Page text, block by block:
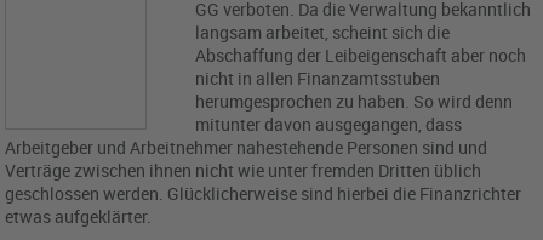
GG verboten. Da die Verwaltung bekanntlich
langsam arbeitet, scheint sich die
Abschaffung der Leibeigenschaft aber noch
nicht in allen Finanzamtsstuben
herumgesprochen zu haben. So wird denn
mitunter davon ausgegangen, dass
Arbeitgeber und Arbeitnehmer nahestehende Personen sind und
Verträge zwischen ihnen nicht wie unter fremden Dritten üblich
geschlossen werden. Glücklicherweise sind hierbei die Finanzrichter
etwas aufgeklärter.